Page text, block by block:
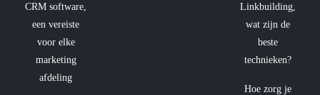
CRM software,
een vereiste
voor elke
marketing
afdeling
Linkbuilding,
wat zijn de
beste
technieken?
Hoe zorg je